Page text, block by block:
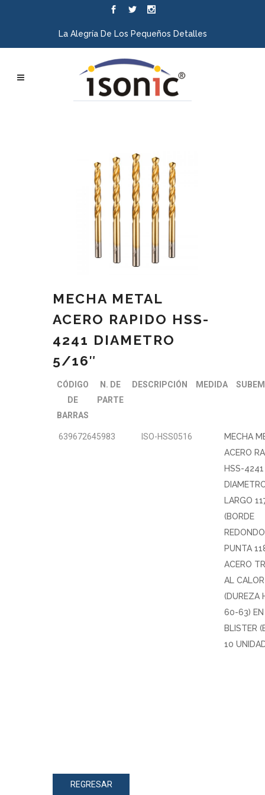
La Alegría De Los Pequeños Detalles
MECHA METAL
ACERO RAPIDO HSS-
4241 DIAMETRO
5/16″
CÓDIGO
DE
BARRAS
N. DE
PARTE
DESCRIPCIÓN MEDIDA
639672645983 ISO-HSS0516
MECHA
ACERO
HSS-4241
LARGO
(BORDE
PUNTA
ACERO
AL CALOR
(DUREZA
60-63) EN
BLISTER
10
REGRESAR